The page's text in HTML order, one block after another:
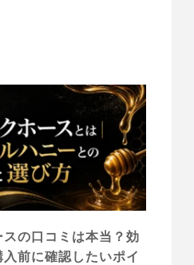
スの口コミは本当？効
前に確認したいポイ